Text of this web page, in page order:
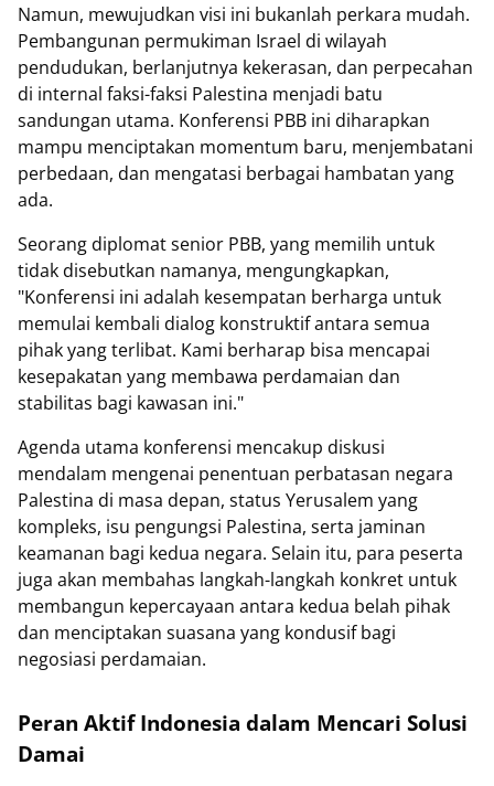
Namun, mewujudkan visi ini bukanlah perkara mudah.
Pembangunan permukiman Israel di wilayah
pendudukan, berlanjutnya kekerasan, dan perpecahan
di internal faksi-faksi Palestina menjadi batu
sandungan utama. Konferensi PBB ini diharapkan
mampu menciptakan momentum baru, menjembatani
perbedaan, dan mengatasi berbagai hambatan yang
ada.
Seorang diplomat senior PBB, yang memilih untuk
tidak disebutkan namanya, mengungkapkan,
"Konferensi ini adalah kesempatan berharga untuk
memulai kembali dialog konstruktif antara semua
pihak yang terlibat. Kami berharap bisa mencapai
kesepakatan yang membawa perdamaian dan
stabilitas bagi kawasan ini."
Agenda utama konferensi mencakup diskusi
mendalam mengenai penentuan perbatasan negara
Palestina di masa depan, status Yerusalem yang
kompleks, isu pengungsi Palestina, serta jaminan
keamanan bagi kedua negara. Selain itu, para peserta
juga akan membahas langkah-langkah konkret untuk
membangun kepercayaan antara kedua belah pihak
dan menciptakan suasana yang kondusif bagi
negosiasi perdamaian.
Peran Aktif Indonesia dalam Mencari Solusi
Damai